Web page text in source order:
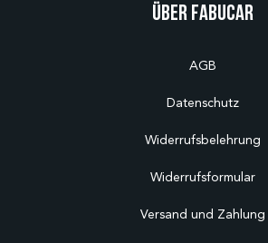
Über Fabucar
AGB
Datenschutz
Widerrufsbelehrung
Widerrufsformular
Versand und Zahlung